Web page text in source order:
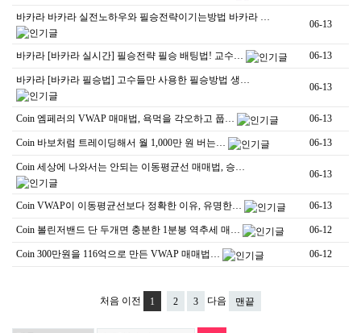
바카라 바카라 실전노하우와 필승전략이기는방법 바카라 …
06-13
바카라 [바카라 실시간] 필승전략 필승 배팅법! 교수… 06-13
바카라 [바카라 필승법] 고수들만 사용한 필승방법 생…
06-13
Coin 엠페러의 VWAP 매매법, 욕먹을 각오하고 풉… 06-13
Coin 바보처럼 트레이딩해서 월 1,000만 원 버는… 06-13
Coin 세상에 나와서는 안되는 이동평균선 매매법, 승…
06-13
Coin VWAP이 이동평균선보다 정확한 이유, 유명한… 06-13
Coin 볼린저밴드 단 두개면 충분한 1분봉 역추세 매… 06-12
Coin 300만원을 116억으로 만든 VWAP 매매법… 06-12
처음 이전 1 2 3 다음 맨끝